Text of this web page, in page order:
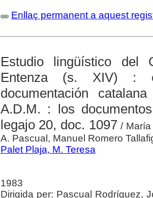
Enllaç permanent a aquest
Estudio lingüístico del
Entenza (s. XIV) :
documentación
A.D.M. : los
legajo 20, doc. 1097 /
A. Pascual, Manuel Romero
Palet Plaja, M. Teresa
1983
Dirigida per: Pascual Rodríguez,